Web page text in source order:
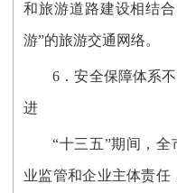
和旅游道路建设相结
游”的旅游交通网络。
6．安全保障体系
进
“十三五”期间，
业监管和企业主体责任